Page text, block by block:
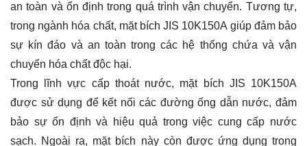
an toàn và ổn định trong quá trình vận chuyển. Tương tự,
trong ngành hóa chất, mặt bích JIS 10K150A giúp đảm bảo
sự kín đáo và an toàn trong các hệ thống chứa và vận
chuyển hóa chất độc hại.
Trong lĩnh vực cấp thoát nước, mặt bích JIS 10K150A
được sử dụng để kết nối các đường ống dẫn nước, đảm
bảo sự ổn định và hiệu quả trong việc cung cấp nước
sạch. Ngoài ra, mặt bích này còn được ứng dụng trong